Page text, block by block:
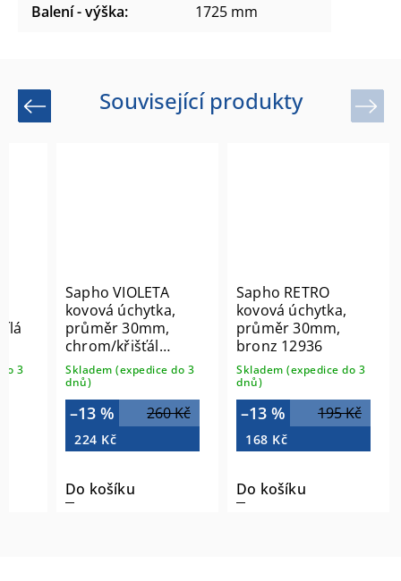
Balení - výška: 1725 mm
Související produkty
Previous
3
Sapho VIOLETA
kovová úchytka,
průměr 30mm,
chrom/křišťál
Swarovski VI001
Skladem (expedice do 3
dnů)
260 Kč
–13 %
224 Kč
Do košíku
Sapho RETRO
kovová úchytka,
průměr 30mm,
bronz 12936
Skladem (expedice do 3
dnů)
195 Kč
–13 %
168 Kč
Do košíku
Next